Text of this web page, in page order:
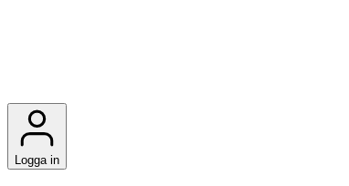
Logga in